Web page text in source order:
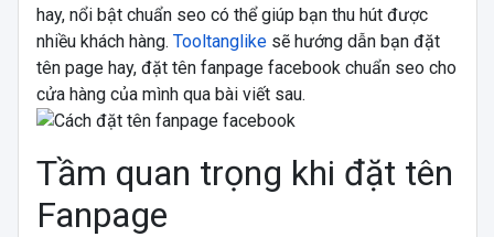
hay, nổi bật chuẩn seo có thể giúp bạn thu hút được
nhiều khách hàng. Tooltanglikesẽ hướng dẫn bạn đặt
tên page hay, đặt tên fanpage facebook chuẩn seo cho
cửa hàng của mình qua bài viết sau.
Tầm quan trọng khi đặt tên
Fanpage